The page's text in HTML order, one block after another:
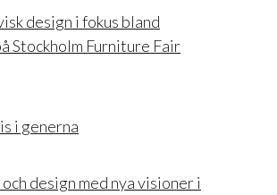
design i fokus bland
Stockholm Furniture Fair
i generna
design med nya visioner i